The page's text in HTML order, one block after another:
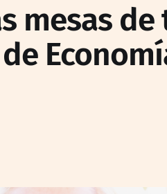
mesas